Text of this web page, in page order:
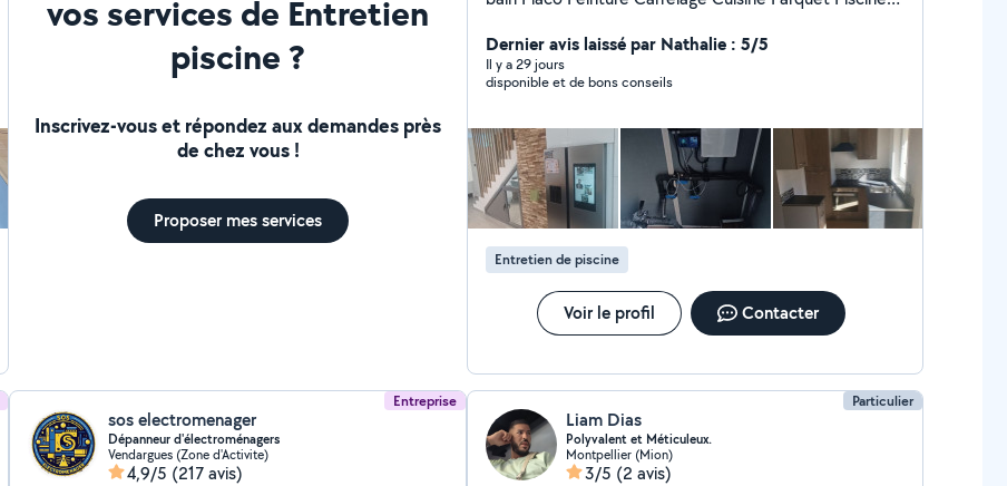
vos services de Entretien
piscine ?
Inscrivez-vous et répondez aux demandes près
de chez vous !
Proposer mes services
Dernier avis laissé par Nathalie : 5/5
Il y a 29 jours
disponible et de bons conseils
Entretien de piscine
Voir le profil Contacter
Entreprise
sos electromenager
Dépanneur d'électroménagers
Vendargues (Zone d'Activite)
4,9/5 (217 avis)
Particulier
Liam Dias
Polyvalent et Méticuleux.
Montpellier (Mion)
3/5 (2 avis)